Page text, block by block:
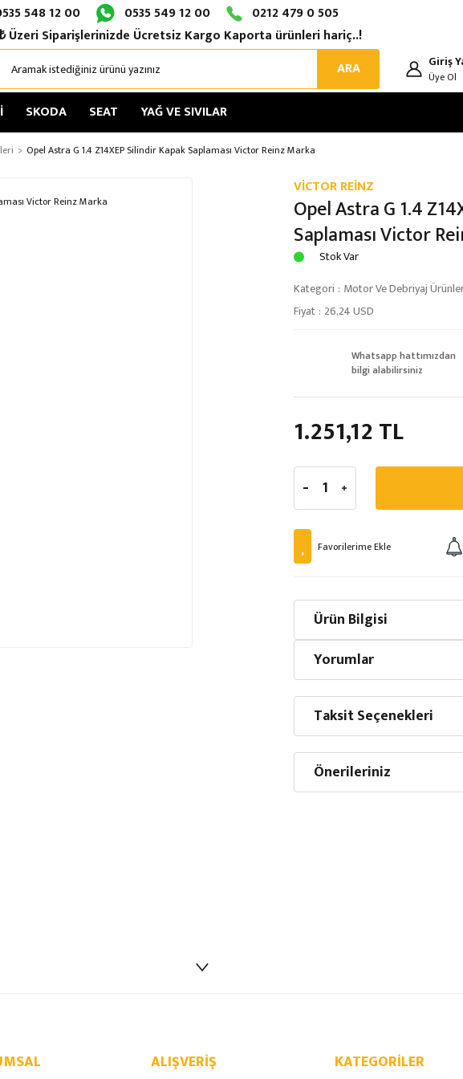
548 12 00 0535 549 12 00
0212 479 0 505
Üzeri Siparişlerinizde Ücretsiz Kargo Kaporta ürünleri hariç..!
ARA
Giriş
Üye Ol
SKODA SEAT YAĞ VE SIVILAR
Opel Astra G 1.4 Z14XEP Silindir Kapak Saplaması Victor Reinz Marka
VİCTOR REİNZ
Opel Astra G 1.4
Saplaması Victor
Stok Var
Kategori Motor Ve Debriyaj
Fiyat 26,24 USD
Whatsapp hattımızdan
bilgi alabilirsiniz
1.251,12 TL
Ürün Bilgisi
Yorumlar
Taksit Seçenekleri
Önerileriniz
ALIŞVERIŞ KATEGORILER